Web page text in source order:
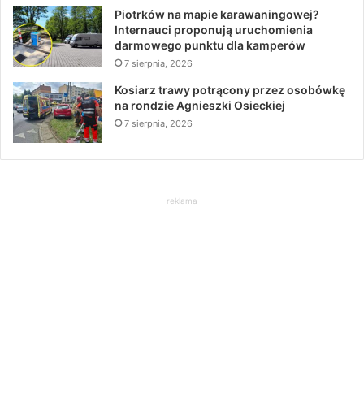
Piotrków na mapie karawaningowej?
Internauci proponują uruchomienia
darmowego punktu dla kamperów
7 sierpnia, 2026
Kosiarz trawy potrącony przez osobówkę
na rondzie Agnieszki Osieckiej
7 sierpnia, 2026
reklama